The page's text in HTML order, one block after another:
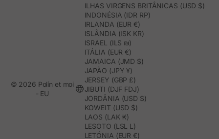
ILHAS VIRGENS BRITÂNICAS (USD $)
INDONÉSIA (IDR RP)
IRLANDA (EUR €)
ISLÂNDIA (ISK KR)
ISRAEL (ILS ₪)
ITÁLIA (EUR €)
JAMAICA (JMD $)
JAPÃO (JPY ¥)
JERSEY (GBP £)
JIBUTI (DJF FDJ)
JORDÂNIA (USD $)
KOWEIT (USD $)
LAOS (LAK ₭)
LESOTO (LSL L)
LETÓNIA (EUR €)
© 2026 Polín et moi
- EU